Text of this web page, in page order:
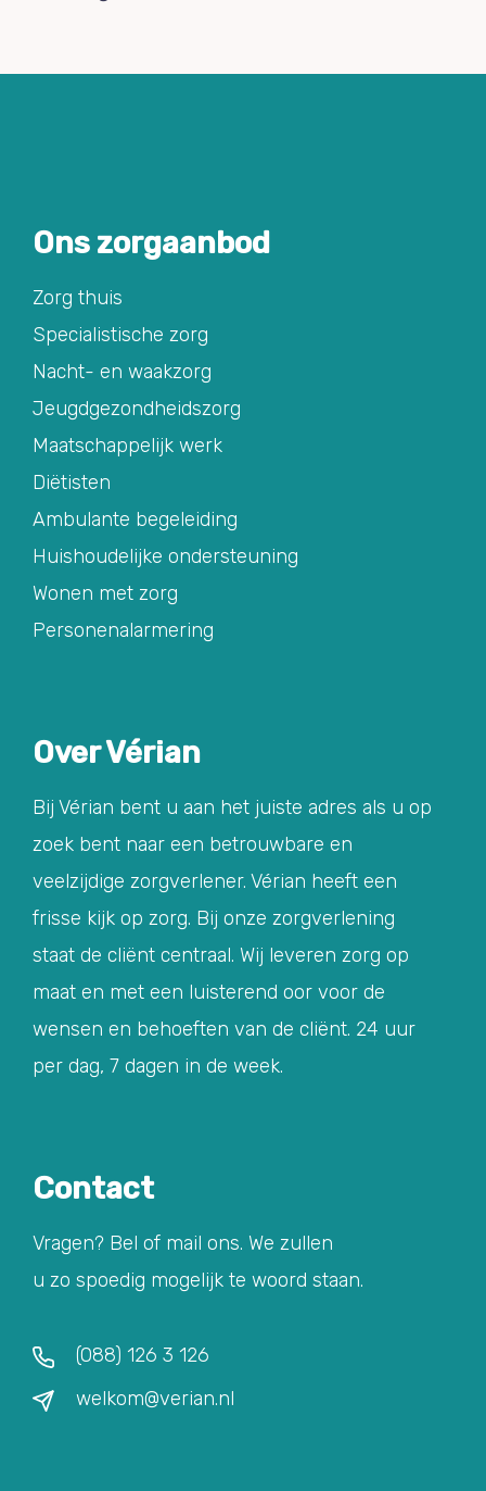
Ons zorgaanbod
Zorg thuis
Specialistische zorg
Nacht- en waakzorg
Jeugdgezondheidszorg
Maatschappelijk werk
Diëtisten
Ambulante begeleiding
Huishoudelijke ondersteuning
Wonen met zorg
Personenalarmering
Over Vérian
Bij Vérian bent u aan het juiste adres als u op
zoek bent naar een betrouwbare en
veelzijdige zorgverlener. Vérian heeft een
frisse kijk op zorg. Bij onze zorgverlening
staat de cliënt centraal. Wij leveren zorg op
maat en met een luisterend oor voor de
wensen en behoeften van de cliënt. 24 uur
per dag, 7 dagen in de week.
Contact
Vragen? Bel of mail ons. We zullen
u zo spoedig mogelijk te woord staan.
(088) 126 3 126
welkom@verian.nl